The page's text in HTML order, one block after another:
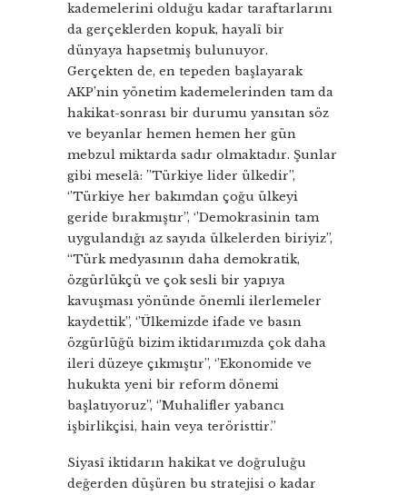
kademelerini olduğu kadar taraftarlarını
da gerçeklerden kopuk, hayalî bir
dünyaya hapsetmiş bulunuyor.
Gerçekten de, en tepeden başlayarak
AKP’nin yönetim kademelerinden tam da
hakikat-sonrası bir durumu yansıtan söz
ve beyanlar hemen hemen her gün
mebzul miktarda sadır olmaktadır. Şunlar
gibi meselâ: ’’Türkiye lider ülkedir’’,
‘’Türkiye her bakımdan çoğu ülkeyi
geride bırakmıştır’’, ‘’Demokrasinin tam
uygulandığı az sayıda ülkelerden biriyiz’’,
“Türk medyasının daha demokratik,
özgürlükçü ve çok sesli bir yapıya
kavuşması yönünde önemli ilerlemeler
kaydettik”, ‘’Ülkemizde ifade ve basın
özgürlüğü bizim iktidarımızda çok daha
ileri düzeye çıkmıştır’’, ‘’Ekonomide ve
hukukta yeni bir reform dönemi
başlatıyoruz’’, ‘’Muhalifler yabancı
işbirlikçisi, hain veya teröristtir.’’
Siyasî iktidarın hakikat ve doğruluğu
değerden düşüren bu stratejisi o kadar